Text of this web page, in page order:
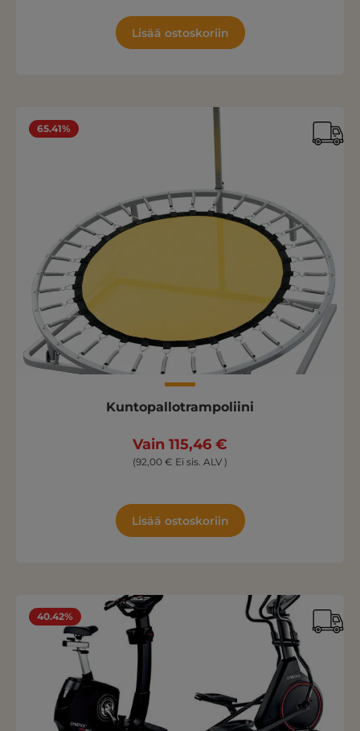
Lisää ostoskoriin
65.41%
Kuntopallotrampoliini
Vain 115,46 €
(92,00 € Ei sis. ALV )
Lisää ostoskoriin
40.42%